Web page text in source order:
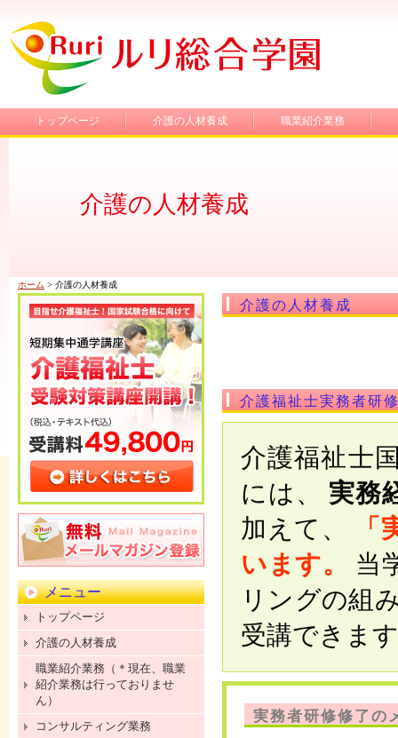
トップページ 介護の人材養成 職業紹介業務
介護の人材養成
ホーム > 介護の人材養成
介護の人材養成
介護福祉士実務者研
介護福祉士
には、 実務
加えて、
います。
当
リングの組
受講できま
実務者研修修了の
メニュー
トップページ
介護の人材養成
職業紹介業務（＊現在、職業
紹介業務は行っておりませ
ん）
コンサルティング業務